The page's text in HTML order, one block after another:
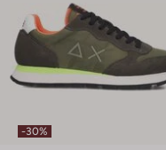
-30%